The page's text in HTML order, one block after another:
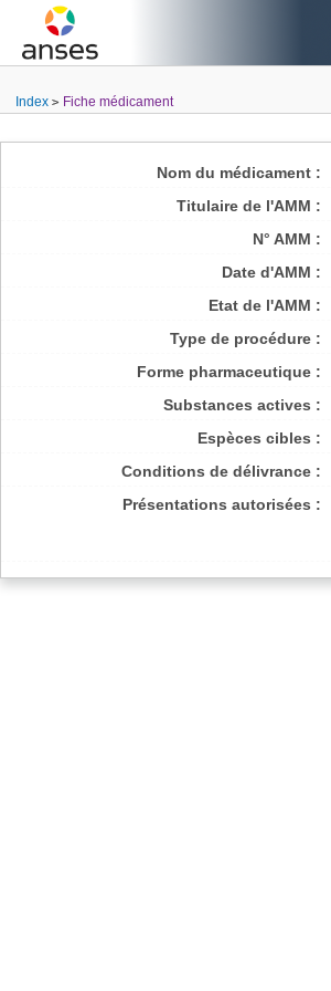
Index Fiche médicament
Nom du médicament :
Titulaire de l'AMM :
N° AMM :
Date d'AMM :
Etat de l'AMM :
Type de procédure :
Forme pharmaceutique :
Substances actives :
Espèces cibles :
Conditions de délivrance :
Présentations autorisées :